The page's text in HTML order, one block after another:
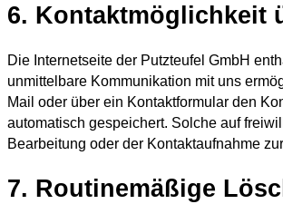
6. Kontaktmöglichkeit
Die Internetseite der Putzteufel GmbH
unmittelbare Kommunikation mit uns
Mail oder über ein Kontaktformular den
automatisch gespeichert. Solche auf
Bearbeitung oder der Kontaktaufnahme
7. Routinemäßige